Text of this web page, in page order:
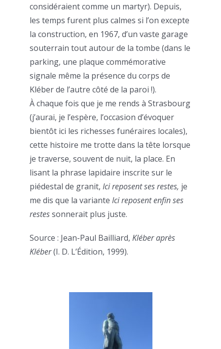
considéraient comme un martyr). Depuis,
les temps furent plus calmes si l’on excepte
la construction, en 1967, d’un vaste garage
souterrain tout autour de la tombe (dans le
parking, une plaque commémorative
signale même la présence du corps de
Kléber de l’autre côté de la paroi !).
À chaque fois que je me rends à Strasbourg
(j’aurai, je l’espère, l’occasion d’évoquer
bientôt ici les richesses funéraires locales),
cette histoire me trotte dans la tête lorsque
je traverse, souvent de nuit, la place. En
lisant la phrase lapidaire inscrite sur le
piédestal de granit, Ici reposent ses restes, je
me dis que la variante Ici reposent enfin ses
restessonnerait plus juste.
Source : Jean-Paul Bailliard, Kléber après
Kléber(I. D. L’Édition, 1999).